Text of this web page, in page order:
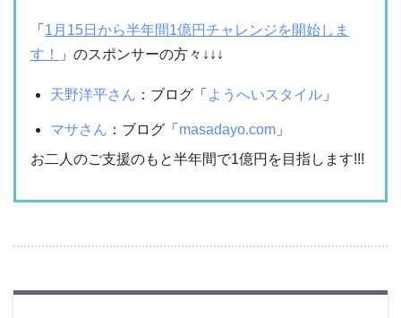
「 1月15日から半年間1億円チャレンジを開始しま
す！
」のスポンサーの方々↓↓↓
天野洋平さん ：ブログ「 ようへいスタイル 」
マサさん ：ブログ「 masadayo.com 」
お二人のご支援のもと半年間で1億円を目指します!!!